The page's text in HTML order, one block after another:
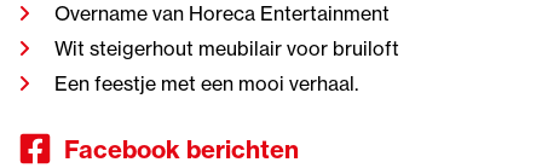
Overname van Horeca Entertainment
Wit steigerhout meubilair voor bruiloft
Een feestje met een mooi verhaal.
Facebook berichten